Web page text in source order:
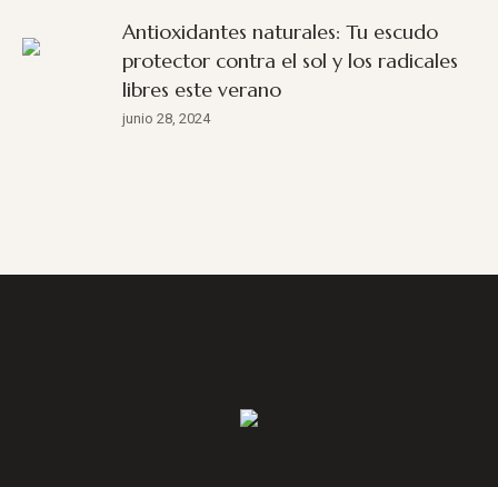
Antioxidantes naturales: Tu escudo
protector contra el sol y los radicales
libres este verano
junio 28, 2024